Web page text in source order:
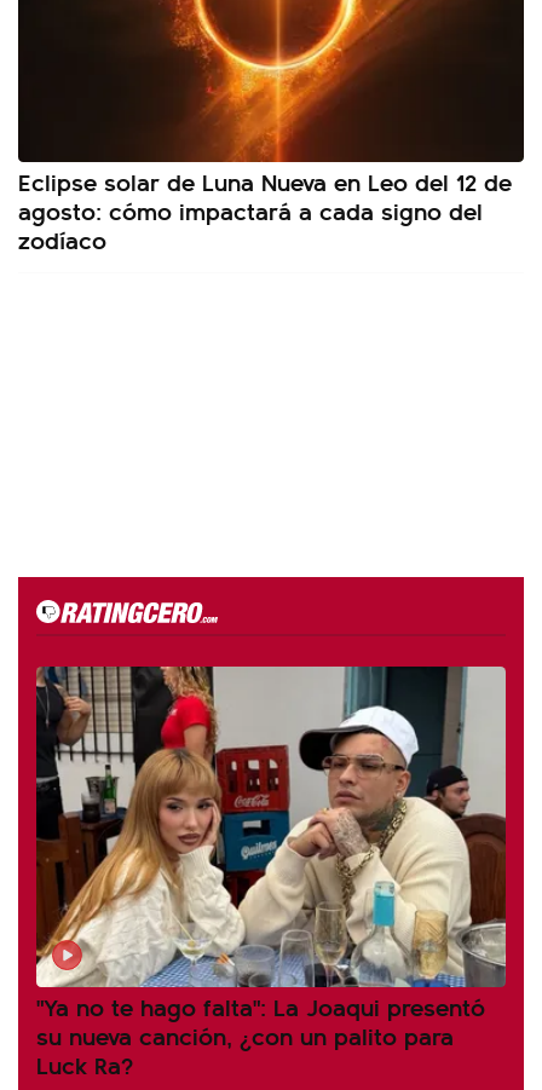
Eclipse solar de Luna Nueva en Leo del 12 de
agosto: cómo impactará a cada signo del
zodíaco
"Ya no te hago falta": La Joaqui presentó
su nueva canción, ¿con un palito para
Luck Ra?